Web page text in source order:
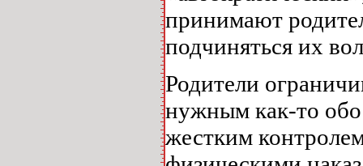
принимают
подчиняться их
Родители
нужным как-то
жестким